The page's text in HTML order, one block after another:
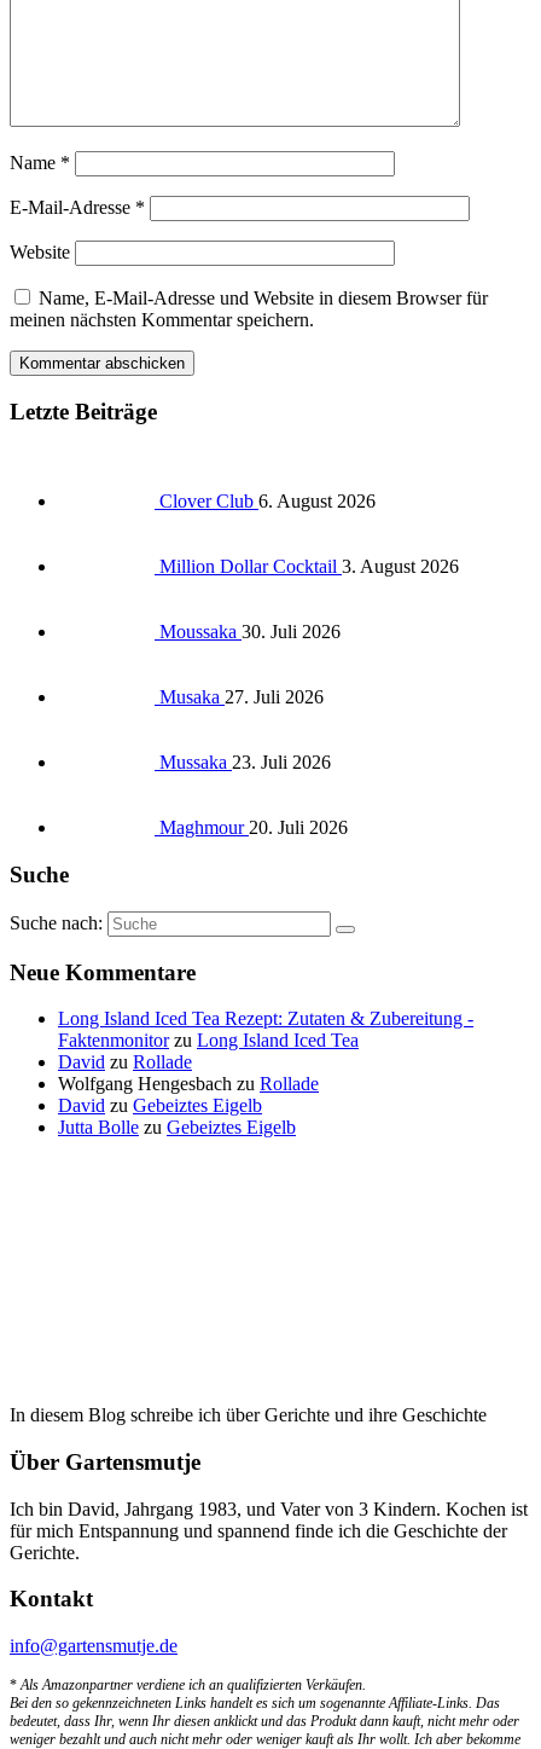
Name *
E-Mail-Adresse *
Website
Name, E-Mail-Adresse und Website in diesem Browser für
meinen nächsten Kommentar speichern.
Letzte Beiträge
Clover Club 6. August 2026
Million Dollar Cocktail 3. August 2026
Moussaka 30. Juli 2026
Musaka 27. Juli 2026
Mussaka 23. Juli 2026
Maghmour20. Juli 2026
Suche
Suche nach:
Neue Kommentare
Long Island Iced Tea Rezept: Zutaten & Zubereitung -
Faktenmonitorzu Long Island Iced Tea
David zu Rollade
Wolfgang Hengesbach zu Rollade
David zu Gebeiztes Eigelb
Jutta Bolle zu Gebeiztes Eigelb
In diesem Blog schreibe ich über Gerichte und ihre Geschichte
Über Gartensmutje
Ich bin David, Jahrgang 1983, und Vater von 3 Kindern. Kochen ist
für mich Entspannung und spannend finde ich die Geschichte der
Gerichte.
Kontakt
info@gartensmutje.de
*Als Amazonpartner verdiene ich an qualifizierten Verkäufen.
Bei den so gekennzeichneten Links handelt es sich um sogenannte Affiliate-Links. Das
bedeutet, dass Ihr, wenn Ihr diesen anklickt und das Produkt dann kauft, nicht mehr oder
weniger bezahlt und auch nicht mehr oder weniger kauft als Ihr wollt. Ich aber bekomme